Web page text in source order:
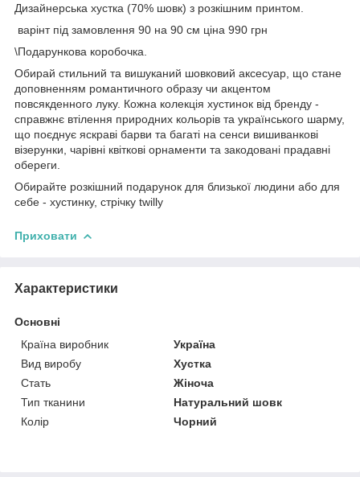
Дизайнерська хустка (70% шовк) з розкішним принтом.
варінт під замовлення 90 на 90 см ціна 990 грн
\Подарункова коробочка.
Обирай стильний та вишуканий шовковий аксесуар, що стане
доповненням романтичного образу чи акцентом
повсякденного луку. Кожна колекція хустинок від бренду -
справжнє втілення природних кольорів та українського шарму,
що поєднує яскраві барви та багаті на сенси вишиванкові
візерунки, чарівні квіткові орнаменти та закодовані прадавні
обереги.
Обирайте розкішний подарунок для близької людини або для
себе - хустинку, стрічку twilly
Приховати
Характеристики
Основні
Країна виробник
Україна
Вид виробу
Хустка
Стать
Жіноча
Тип тканини
Натуральний шовк
Колір
Чорний